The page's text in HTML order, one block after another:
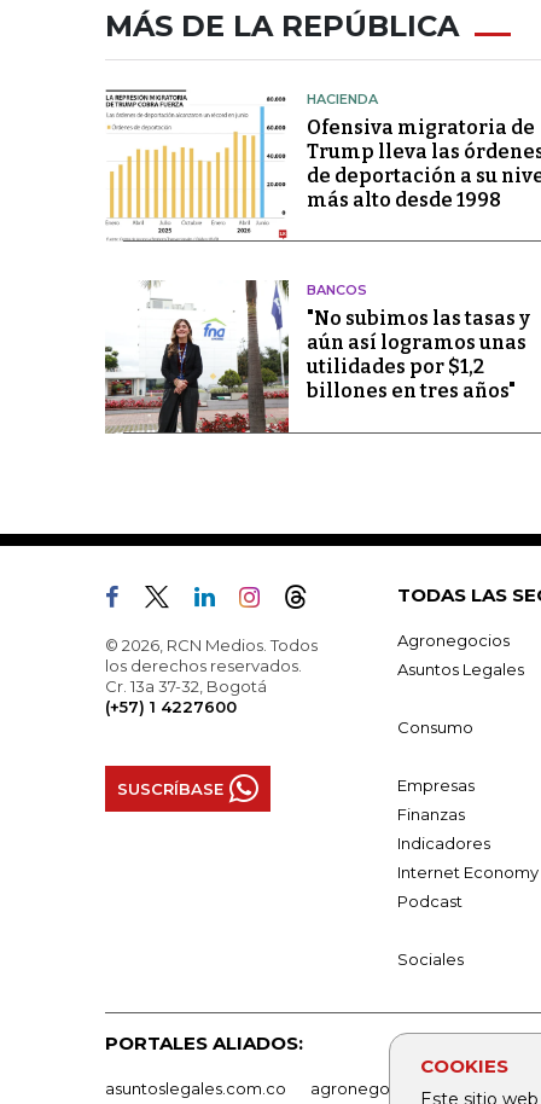
COOKIES
Este sitio
MÁS DE LA REPÚBLICA
HACIENDA
Ofensiva migratoria de
Trump lleva las
de deportación a su
más alto desde 1998
BANCOS
"No subimos las tasas y
aún así logramos unas
utilidades por $1,2
billones en tres años"
© 2026, RCN Medios. Todos
los derechos reservados.
Cr. 13a 37-32, Bogotá
(+57) 1 4227600
SUSCRÍBASE
TODAS LAS
Agronegocios
Asuntos Legales
Consumo
Empresas
Finanzas
Indicadores
Internet Economy
Podcast
Sociales
PORTALES ALIADOS:
asuntoslegales.com.co agronegocios.co